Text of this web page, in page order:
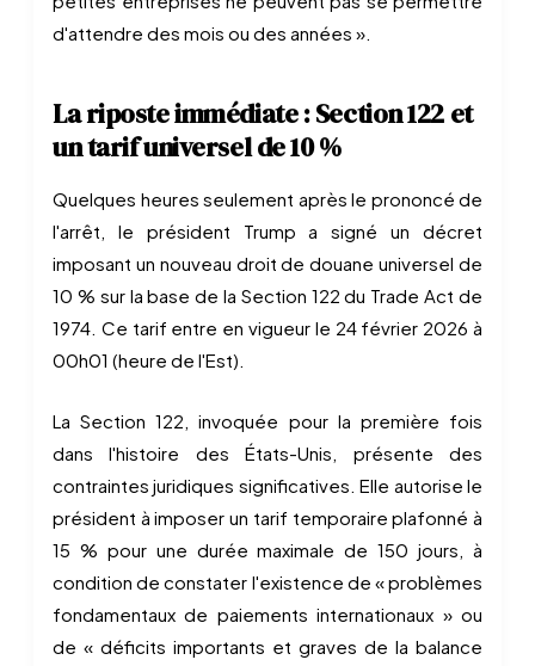
d'attendre des mois ou des années ».
La riposte immédiate : Section 122 et
un tarif universel de 10 %
Quelques heures seulement après le prononcé de
l'arrêt, le président Trump a signé un décret
imposant un nouveau droit de douane universel de
10 % sur la base de la Section 122 du Trade Act de
1974. Ce tarif entre en vigueur le 24 février 2026 à
00h01 (heure de l'Est).
La Section 122, invoquée pour la première fois
dans l'histoire des États-Unis, présente des
contraintes juridiques significatives. Elle autorise le
président à imposer un tarif temporaire plafonné à
15 % pour une durée maximale de 150 jours, à
condition de constater l'existence de « problèmes
fondamentaux de paiements internationaux » ou
de « déficits importants et graves de la balance